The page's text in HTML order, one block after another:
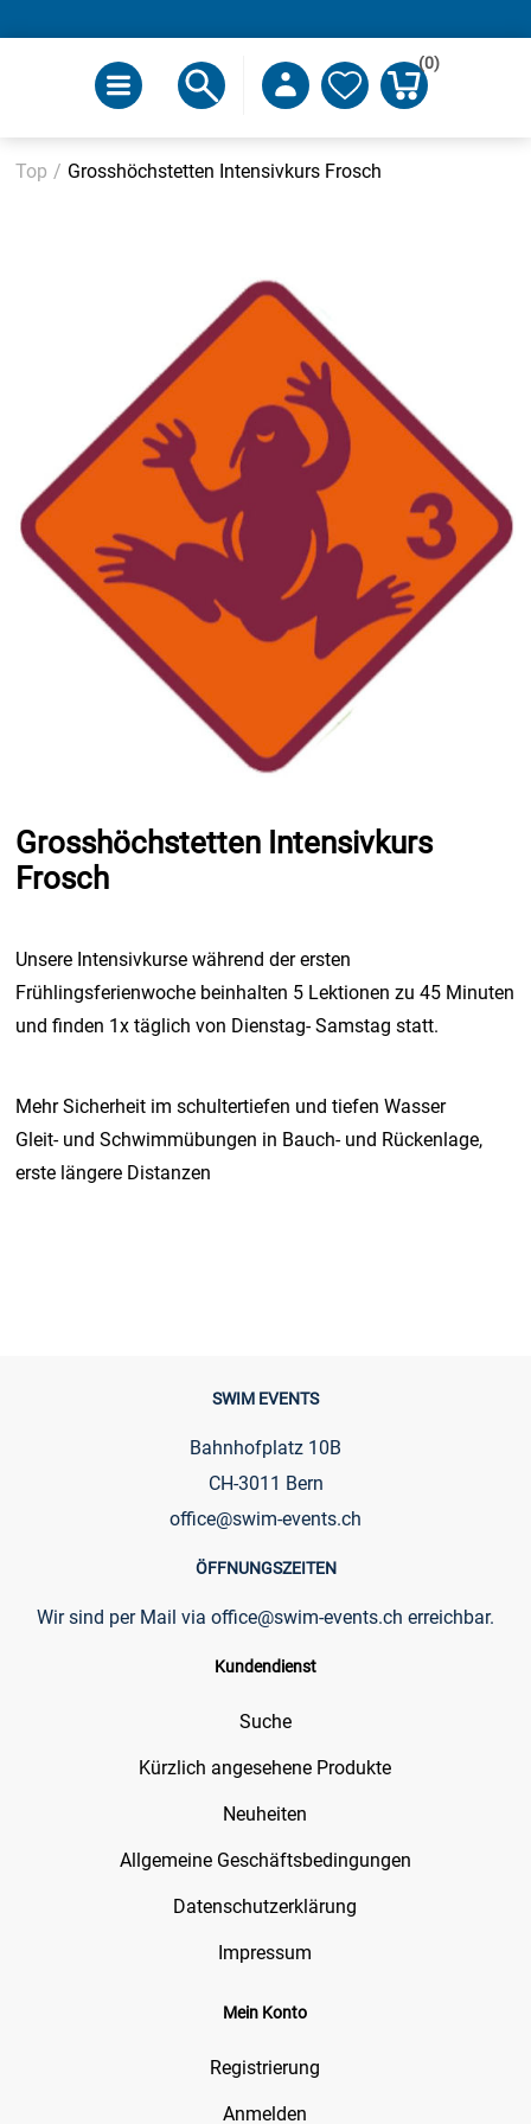
(0)
Top / Grosshöchstetten Intensivkurs Frosch
Grosshöchstetten Intensivkurs
Frosch
Unsere Intensivkurse während der ersten
Frühlingsferienwoche beinhalten 5 Lektionen zu 45 Minuten
und finden 1x täglich von Dienstag- Samstag statt.
Mehr Sicherheit im schultertiefen und tiefen Wasser
Gleit- und Schwimmübungen in Bauch- und Rückenlage,
erste längere Distanzen
SWIM EVENTS
Bahnhofplatz 10B
CH-3011 Bern
office@swim-events.ch
ÖFFNUNGSZEITEN
Wir sind per Mail via office@swim-events.ch erreichbar.
Kundendienst
Suche
Kürzlich angesehene Produkte
Neuheiten
Allgemeine Geschäftsbedingungen
Datenschutzerklärung
Impressum
Mein Konto
Registrierung
Anmelden